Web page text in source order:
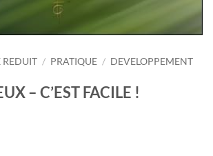
REDUIT / PRATIQUE / DEVELOPPEMENT
– C’EST FACILE !